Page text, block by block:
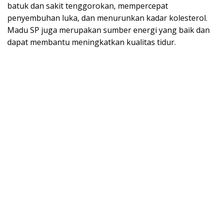
batuk dan sakit tenggorokan, mempercepat
penyembuhan luka, dan menurunkan kadar kolesterol.
Madu SP juga merupakan sumber energi yang baik dan
dapat membantu meningkatkan kualitas tidur.